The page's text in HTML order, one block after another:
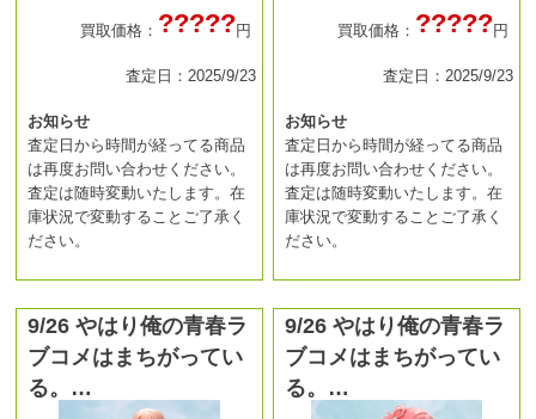
買取価格： ?????円
査定日：2025/9/23
お知らせ
査定日から時間が経ってる商品
は再度お問い合わせください。
査定は随時変動いたします。在
庫状況で変動することご了承く
ださい。
買取価格： ?????円
査定日：2025/9/23
お知らせ
査定日から時間が経ってる商品
は再度お問い合わせください。
査定は随時変動いたします。在
庫状況で変動することご了承く
ださい。
9/26 やはり俺の青春ラ
ブコメはまちがってい
る。…
9/26 やはり俺の青春ラ
ブコメはまちがってい
る。…